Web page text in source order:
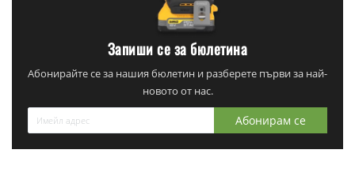
Запиши се за бюлетина
Абонирайте се за нашия бюлетин и разберете първи за най-
новото от нас.
Абонирам се